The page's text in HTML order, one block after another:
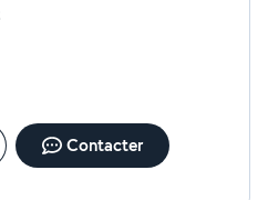
de qualité,
en état) États des
et accompagnement
Contacter